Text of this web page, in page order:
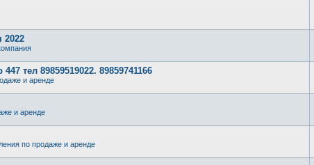
2022
тел 89859519022. 89859741166
и аренде
и аренде
по продаже и аренде